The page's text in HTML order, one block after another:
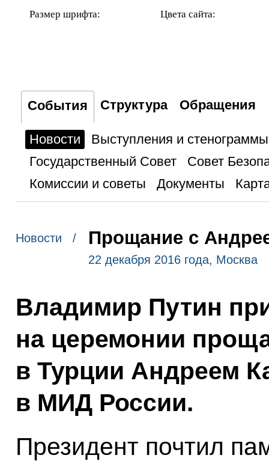
Размер шрифта: Цвета сайта:
События Структура Обращения
Новости
Выступления и стенограммы
Государственный Совет
Совет
Комиссии и советы
Документы
Новости / Прощание с
22 декабря 2016 года, Москва
Владимир Путин
на церемонии
в Турции Андреем
в МИД России.
Президент почтил